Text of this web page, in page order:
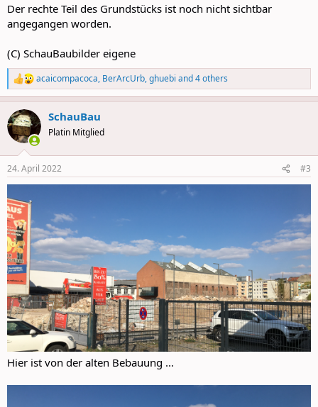
Der rechte Teil des Grundstücks ist noch nicht sichtbar
angegangen worden.
(C) SchauBaubilder eigene
R
e
a
c
t
i
s
:
acaicompacoca, BerArcUrb,ghuebi and 4 others
SchauBau
Platin Mitglied
24. April 2022 #3
Hier ist von der alten Bebauung ...